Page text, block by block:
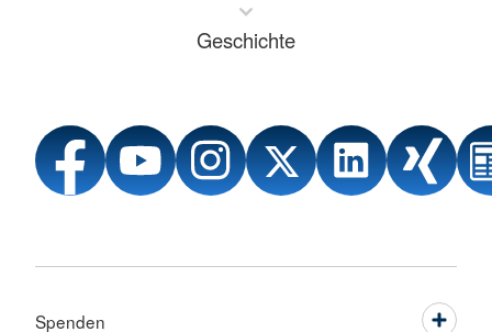
Geschichte
Spenden